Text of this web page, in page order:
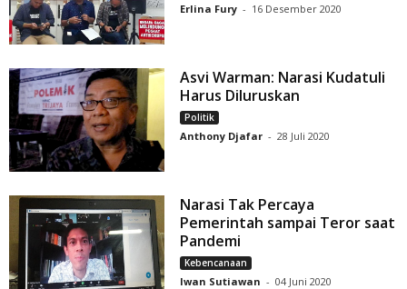
Erlina Fury - 16 Desember 2020
Asvi Warman: Narasi Kudatuli
Harus Diluruskan
Politik
Anthony Djafar - 28 Juli 2020
Narasi Tak Percaya
Pemerintah sampai Teror saat
Pandemi
Kebencanaan
Iwan Sutiawan - 04 Juni 2020